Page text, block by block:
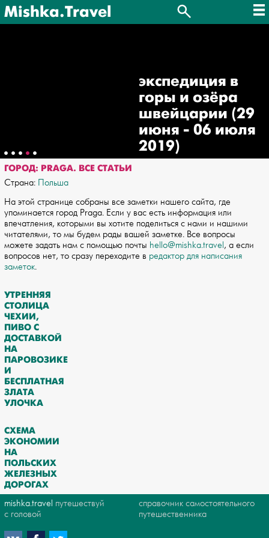
Mishka.Travel
экспедиция в
горы и озёра
швейцарии (29
июня - 06 июля
2019)
ГОРОД: PRAGA. ВСЕ СТАТЬИ
Страна: Польша
На этой странице собраны все заметки нашего сайта, где
упоминается город Praga. Если у вас есть информация или
впечатления, которыми вы хотите поделиться с нами и нашими
читателями, то мы будем рады вашей заметке. Все вопросы
можете задать нам с помощью почты hello@mishka.travel, а если
вопросов нет, то сразу переходите в редактор для написания
заметок.
УТРЕННЯЯ
СТОЛИЦА
ЧЕХИИ,
ПИВО С
ДОСТАВКОЙ
НА
ПАРОВОЗИКЕ
И
БЕСПЛАТНАЯ
ЗЛАТА
УЛОЧКА
СХЕМА
ЭКОНОМИИ
НА
ПОЛЬСКИХ
ЖЕЛЕЗНЫХ
ДОРОГАХ
mishka.travel путешествуй
с головой
справочник самостоятельного
путешественника